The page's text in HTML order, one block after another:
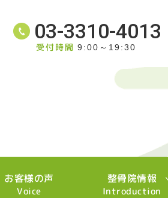
03-3310-4013
受付時間 9:00～19:30
お客様の声
Voice
整骨院情報
Introduction